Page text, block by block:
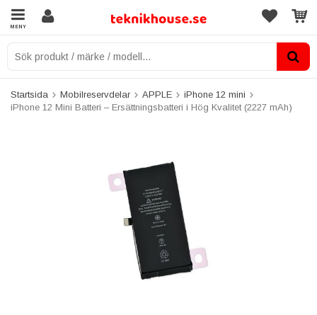
MENY
Startsida Mobilreservdelar APPLE
iPhone 12 mini
iPhone 12 Mini Batteri – Ersättningsbatteri i Hög Kvalitet (2227 mAh)